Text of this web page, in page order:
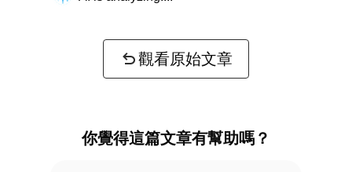
觀看原始文章
你覺得這篇文章有幫助嗎？